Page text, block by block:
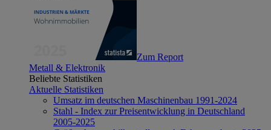
Zum Report
Metall & Elektronik
Beliebte Statistiken
Aktuelle Statistiken
Umsatz im deutschen Maschinenbau 1991-2024
Stahl - Index zur Preisentwicklung in Deutschland
2005-2025